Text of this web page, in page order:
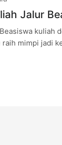
Kesempatan
kuliah
mimpi jadi